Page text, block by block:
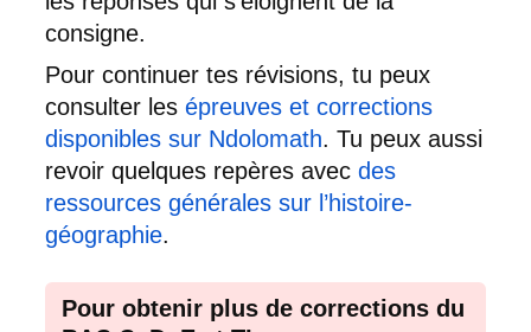
consigne.
Pour continuer tes révisions, tu peux
consulter les épreuves et corrections
disponibles sur Ndolomath. Tu peux aussi
revoir quelques repères avec des
ressources générales sur l’histoire-
géographie.
Pour obtenir plus de corrections du